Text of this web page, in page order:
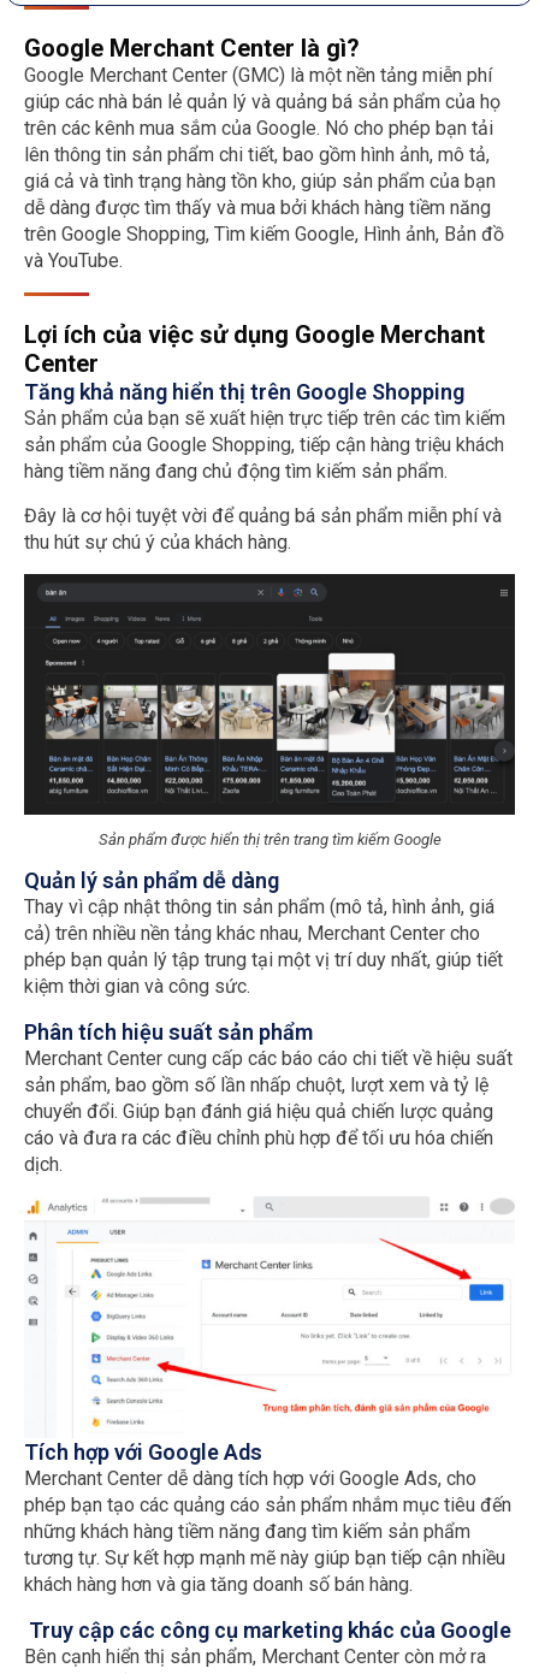
Google Merchant Center là gì?
Google Merchant Center (GMC) là một nền tảng miễn phí
giúp các nhà bán lẻ quản lý và quảng bá sản phẩm của họ
trên các kênh mua sắm của Google. Nó cho phép bạn tải
lên thông tin sản phẩm chi tiết, bao gồm hình ảnh, mô tả,
giá cả và tình trạng hàng tồn kho, giúp sản phẩm của bạn
dễ dàng được tìm thấy và mua bởi khách hàng tiềm năng
trên Google Shopping, Tìm kiếm Google, Hình ảnh, Bản đồ
và YouTube.
Lợi ích của việc sử dụng Google Merchant
Center
Tăng khả năng hiển thị trên Google Shopping
Sản phẩm của bạn sẽ xuất hiện trực tiếp trên các tìm kiếm
sản phẩm của Google Shopping, tiếp cận hàng triệu khách
hàng tiềm năng đang chủ động tìm kiếm sản phẩm.
Đây là cơ hội tuyệt vời để quảng bá sản phẩm miễn phí và
thu hút sự chú ý của khách hàng.
Sản phẩm được hiển thị trên trang tìm kiếm Google
Quản lý sản phẩm dễ dàng
Thay vì cập nhật thông tin sản phẩm (mô tả, hình ảnh, giá
cả) trên nhiều nền tảng khác nhau, Merchant Center cho
phép bạn quản lý tập trung tại một vị trí duy nhất, giúp tiết
kiệm thời gian và công sức.
Phân tích hiệu suất sản phẩm
Merchant Center cung cấp các báo cáo chi tiết về hiệu suất
sản phẩm, bao gồm số lần nhấp chuột, lượt xem và tỷ lệ
chuyển đổi. Giúp bạn đánh giá hiệu quả chiến lược quảng
cáo và đưa ra các điều chỉnh phù hợp để tối ưu hóa chiến
dịch.
Tích hợp với Google Ads
Merchant Center dễ dàng tích hợp với Google Ads, cho
phép bạn tạo các quảng cáo sản phẩm nhắm mục tiêu đến
những khách hàng tiềm năng đang tìm kiếm sản phẩm
tương tự. Sự kết hợp mạnh mẽ này giúp bạn tiếp cận nhiều
khách hàng hơn và gia tăng doanh số bán hàng.
Truy cập các công cụ marketing khác của Google
Bên cạnh hiển thị sản phẩm, Merchant Center còn mở ra